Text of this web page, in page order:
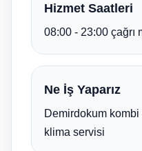
Hizmet Saatleri
08:00 - 23:00 çağrı
Ne İş Yaparız
Demirdokum
klima servisi